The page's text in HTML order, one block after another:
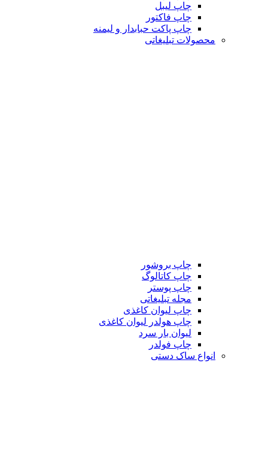
چاپ لیبل
چاپ فاکتور
چاپ پاکت حبابدار و لیمنه
محصولات تبلیغاتی
چاپ بروشور
چاپ کاتالوگ
چاپ پوستر
مجله تبلیغاتی
چاپ لیوان کاغذی
چاپ هولدر لیوان کاغذی
لیوان بار سرد
چاپ فولدر
انواع ساک دستی